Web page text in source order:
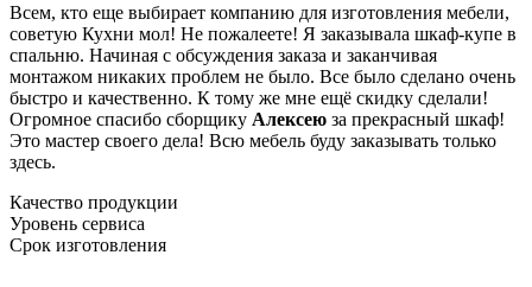
Всем, кто еще выбирает компанию для изготовления мебели,
советую Кухни мол! Не пожалеете! Я заказывала шкаф-купе в
спальню. Начиная с обсуждения заказа и заканчивая
монтажом никаких проблем не было. Все было сделано очень
быстро и качественно. К тому же мне ещё скидку сделали!
Огромное спасибо сборщику Алексею за прекрасный шкаф!
Это мастер своего дела! Всю мебель буду заказывать только
здесь.
Качество продукции
Уровень сервиса
Срок изготовления